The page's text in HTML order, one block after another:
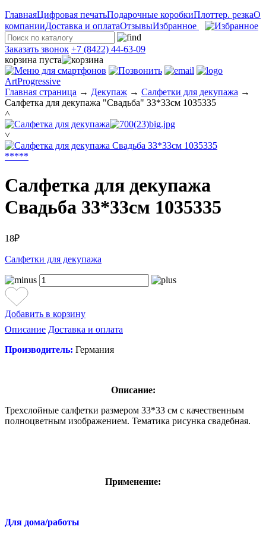
ГлавнаяЦифровая печатьПодарочные коробкиПлоттер. резкаО
компанииДоставка и оплатаОтзывыИзбранное
Заказать звонок +7 (8422) 44-63-09
корзина пуста
ArtProgressive
Главная страница → Декупаж → Салфетки для декупажа →
Салфетка для декупажа "Свадьба" 33*33см 1035335
˄
˅
*****
Салфетка для декупажа
Свадьба 33*33см 1035335
18₽
Салфетки для декупажа
Добавить в корзину
Описание Доставка и оплата
Производитель: Германия
Описание:
Трехслойные салфетки размером 33*33 см с качественным
полноцветным изображением. Тематика рисунка свадебная.
Применение:
Для дома/работы